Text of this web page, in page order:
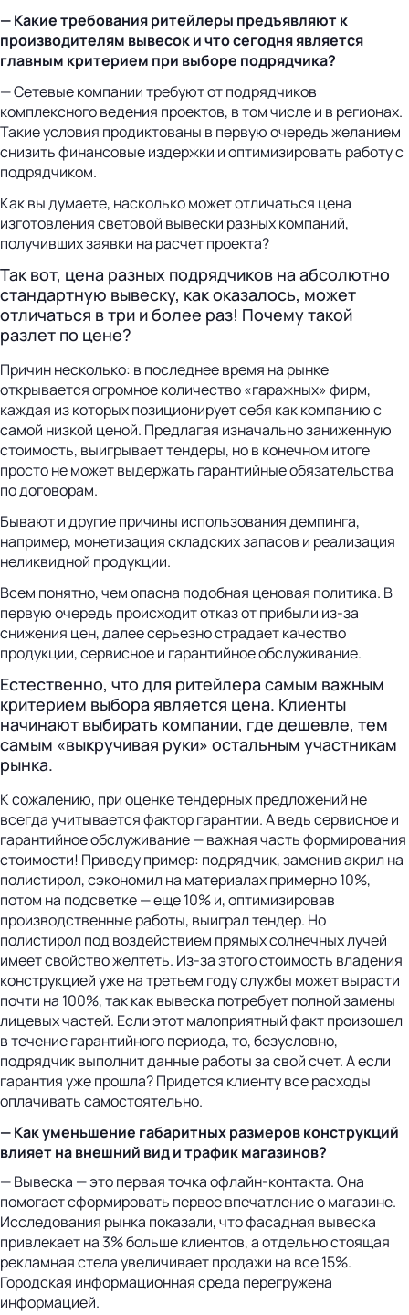
— Какие требования ритейлеры предъявляют к
производителям вывесок и что сегодня является
главным критерием при выборе подрядчика?
— Сетевые компании требуют от подрядчиков
комплексного ведения проектов, в том числе и в регионах.
Такие условия продиктованы в первую очередь желанием
снизить финансовые издержки и оптимизировать работу с
подрядчиком.
Как вы думаете, насколько может отличаться цена
изготовления световой вывески разных компаний,
получивших заявки на расчет проекта?
Так вот, цена разных подрядчиков на абсолютно
стандартную вывеску, как оказалось, может
отличаться в три и более раз! Почему такой
разлет по цене?
Причин несколько: в последнее время на рынке
открывается огромное количество «гаражных» фирм,
каждая из которых позиционирует себя как компанию с
самой низкой ценой. Предлагая изначально заниженную
стоимость, выигрывает тендеры, но в конечном итоге
просто не может выдержать гарантийные обязательства
по договорам.
Бывают и другие причины использования демпинга,
например, монетизация складских запасов и реализация
неликвидной продукции.
Всем понятно, чем опасна подобная ценовая политика. В
первую очередь происходит отказ от прибыли из-за
снижения цен, далее серьезно страдает качество
продукции, сервисное и гарантийное обслуживание.
Естественно, что для ритейлера самым важным
критерием выбора является цена. Клиенты
начинают выбирать компании, где дешевле, тем
самым «выкручивая руки» остальным участникам
рынка.
К сожалению, при оценке тендерных предложений не
всегда учитывается фактор гарантии. А ведь сервисное и
гарантийное обслуживание — важная часть формирования
стоимости! Приведу пример: подрядчик, заменив акрил на
полистирол, сэкономил на материалах примерно 10%,
потом на подсветке — еще 10% и, оптимизировав
производственные работы, выиграл тендер. Но
полистирол под воздействием прямых солнечных лучей
имеет свойство желтеть. Из-за этого стоимость владения
конструкцией уже на третьем году службы может вырасти
почти на 100%, так как вывеска потребует полной замены
лицевых частей. Если этот малоприятный факт произошел
в течение гарантийного периода, то, безусловно,
подрядчик выполнит данные работы за свой счет. А если
гарантия уже прошла? Придется клиенту все расходы
оплачивать самостоятельно.
— Как уменьшение габаритных размеров конструкций
влияет на внешний вид и трафик магазинов?
— Вывеска — это первая точка офлайн-контакта. Она
помогает сформировать первое впечатление о магазине.
Исследования рынка показали, что фасадная вывеска
привлекает на 3% больше клиентов, а отдельно стоящая
рекламная стела увеличивает продажи на все 15%.
Городская информационная среда перегружена
информацией.